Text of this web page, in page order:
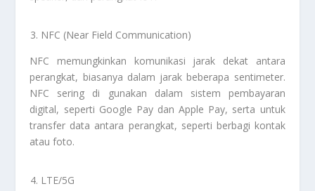
NFC (Near Field Communication)
NFC memungkinkan komunikasi jarak dekat antara
perangkat, biasanya dalam jarak beberapa sentimeter.
NFC sering di gunakan dalam sistem pembayaran
digital, seperti Google Pay dan Apple Pay, serta untuk
transfer data antara perangkat, seperti berbagi kontak
atau foto.
LTE/5G